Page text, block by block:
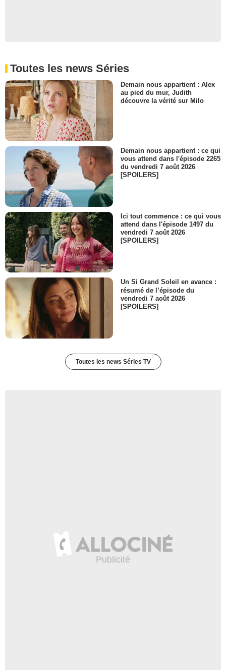
Toutes les news Séries
Demain nous appartient : Alex
au pied du mur, Judith
découvre la vérité sur Milo
Demain nous appartient : ce qui
vous attend dans l'épisode 2265
du vendredi 7 août 2026
[SPOILERS]
Ici tout commence : ce qui vous
attend dans l'épisode 1497 du
vendredi 7 août 2026
[SPOILERS]
Un Si Grand Soleil en avance :
résumé de l’épisode du
vendredi 7 août 2026
[SPOILERS]
Toutes les news Séries TV